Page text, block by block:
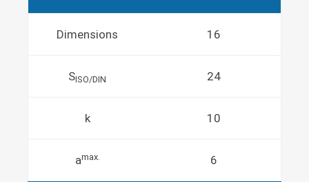
Dimensions 16
SISO/DIN 24
k 10
amax. 6